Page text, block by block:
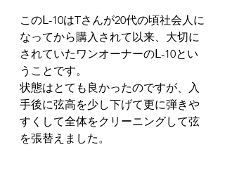
このⅬ-10はTさんが20代の頃社会人に
なってから購入されて以来、大切に
されていたワンオーナーのⅬ-10とい
うことです。
状態はとても良かったのですが、入
手後に弦高を少し下げて更に弾きや
すくして全体をクリーニングして弦
を張替えました。